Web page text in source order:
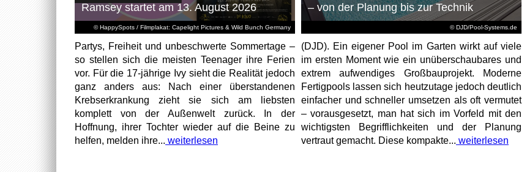
© HappySpots / Filmplakat: Capelight Pictures & Wild Bunch Germany
Ramsey startet am 13. August 2026
Partys, Freiheit und unbeschwerte Sommertage –
so stellen sich die meisten Teenager ihre Ferien
vor. Für die 17-jährige Ivy sieht die Realität jedoch
ganz anders aus: Nach einer überstandenen
Krebserkrankung zieht sie sich am liebsten
komplett von der Außenwelt zurück. In der
Hoffnung, ihrer Tochter wieder auf die Beine zu
helfen, melden ihre... weiterlesen
© DJD/Pool-Systems.de
– von der Planung bis zur Technik
(DJD). Ein eigener Pool im Garten wirkt auf viele
im ersten Moment wie ein unüberschaubares und
extrem aufwendiges Großbauprojekt. Moderne
Fertigpools lassen sich heutzutage jedoch deutlich
einfacher und schneller umsetzen als oft vermutet
– vorausgesetzt, man hat sich im Vorfeld mit den
wichtigsten Begrifflichkeiten und der Planung
vertraut gemacht. Diese kompakte... weiterlesen